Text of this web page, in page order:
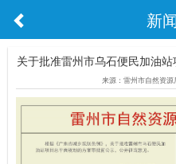
新
关于批准雷州市乌石便民加油
来源：雷州市自然资